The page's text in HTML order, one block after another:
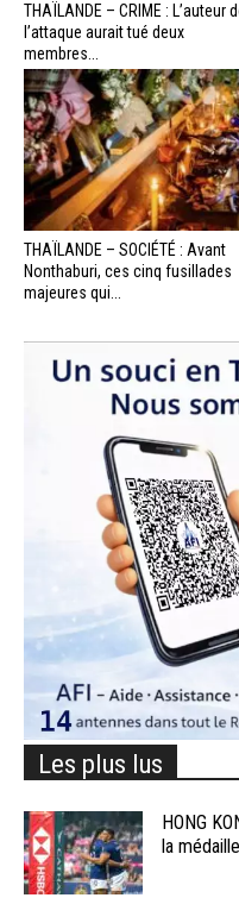
THAÏLANDE – CRIME : L’auteur
l’attaque aurait tué deux
membres...
THAÏLANDE – SOCIÉTÉ : Avant
Nonthaburi, ces cinq fusillades
majeures qui...
Les plus lus
HONG
la